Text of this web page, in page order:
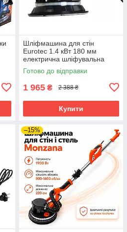
Шліфмашина для стін
Eurotec 1.4 кВт 180 мм
електрична шліфувальна
машина для стін та стелі
Готово до відправки
1 965 ₴ 2 388 ₴
Купити
–15%